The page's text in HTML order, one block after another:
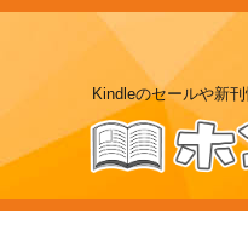
Kindleのセールや新